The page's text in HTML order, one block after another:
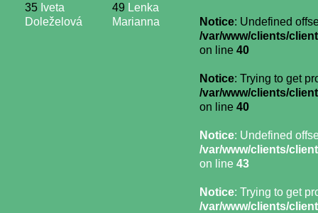
35 Iveta
Doleželová
49 Lenka
Marianna
Notice: Undefined
/var/www/clients/
on line 40
Notice: Trying to get
/var/www/clients/
on line 40
Notice: Undefined
/var/www/clients/
on line 43
Notice: Trying to get
/var/www/clients/